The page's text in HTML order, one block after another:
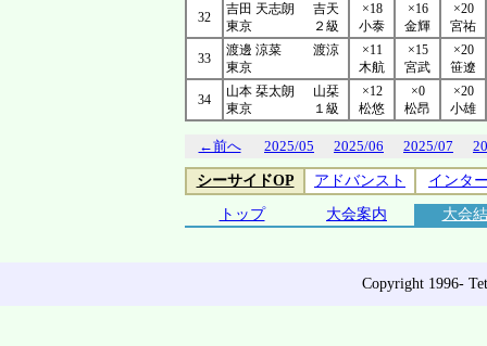
32
吉田 天志朗
東京
吉天
２級
×18
小泰
×16
金輝
×20
宮祐
33
渡邊 涼菜
東京
渡涼
×11
木航
×15
宮武
×20
笹遼
34
山本 栞太朗
東京
山栞
１級
×12
松悠
×0
松昂
×20
小雄
←前へ 2025/05 2025/06 2025/07
シーサイドOP アドバンスト インタ
トップ 大会案内 大会
Copyright 1996-